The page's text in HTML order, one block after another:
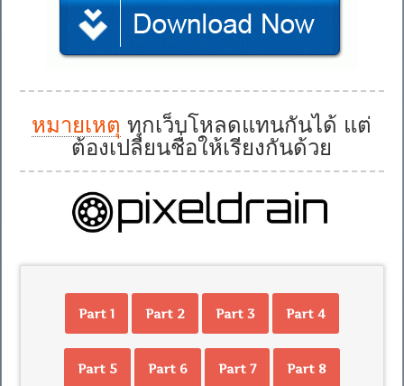
หมายเหตุ ทุกเว็บโหลดแทนกันได้ แต่
ต้องเปลี่ยนชื่อให้เรียงกันด้วย
Part 1 Part 2 Part 3 Part 4
Part 5 Part 6 Part 7 Part 8